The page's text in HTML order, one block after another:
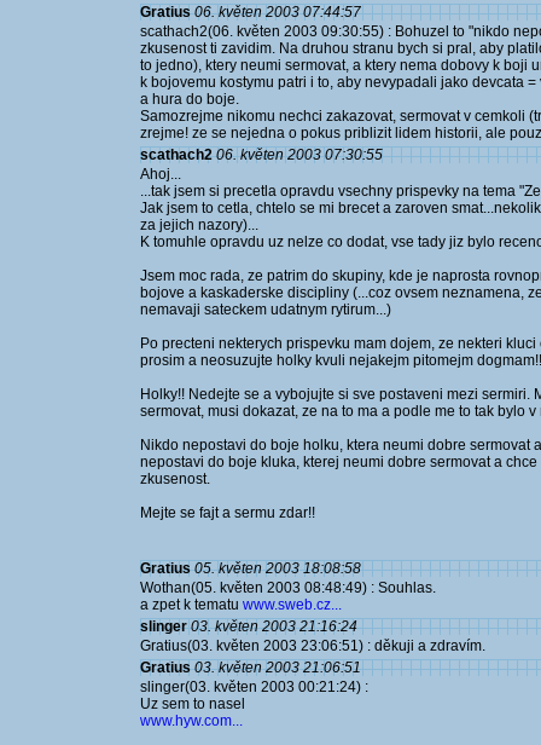
Gratius 06. květen 2003 07:44:57
scathach2(06. květen 2003 09:30:55) : Bohuzel to "nikdo
zkusenost ti zavidim. Na druhou stranu bych si pral, aby
to jedno), ktery neumi sermovat, a ktery nema dobovy k boji
k bojovemu kostymu patri i to, aby nevypadali jako devcata
a hura do boje.
Samozrejme nikomu nechci zakazovat, sermovat v cemkoli
zrejme! ze se nejedna o pokus priblizit lidem historii, ale
scathach2 06. květen 2003 07:30:55
Ahoj...
...tak jsem si precetla opravdu vsechny prispevky na tema
Jak jsem to cetla, chtelo se mi brecet a zaroven
za jejich nazory)...
K tomuhle opravdu uz nelze co dodat, vse tady jiz bylo
Jsem moc rada, ze patrim do skupiny, kde je naprosta
bojove a kaskaderske discipliny (...coz ovsem neznamena,
nemavaji sateckem udatnym rytirum...)
Po precteni nekterych prispevku mam dojem, ze nekteri
prosim a neosuzujte holky kvuli nejakejm pitomejm dogmam!!
Holky!! Nedejte se a vybojujte si sve postaveni mezi sermiri.
sermovat, musi dokazat, ze na to ma a podle me to tak bylo
Nikdo nepostavi do boje holku, ktera neumi dobre sermovat
nepostavi do boje kluka, kterej neumi dobre sermovat a
zkusenost.
Mejte se fajt a sermu zdar!!
Gratius 05. květen 2003 18:08:58
Wothan(05. květen 2003 08:48:49) : Souhlas.
a zpet k tematu www.sweb.cz...
slinger 03. květen 2003 21:16:24
Gratius(03. květen 2003 23:06:51) : děkuji a zdravím.
Gratius 03. květen 2003 21:06:51
slinger(03. květen 2003 00:21:24) :
Uz sem to nasel
www.hyw.com...